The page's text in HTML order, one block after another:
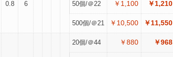
0.8 6 50個/＠22 ￥1,100 ￥1,210
500個/＠21 ￥10,500 ￥11,550
20個/＠44 ￥880 ￥968